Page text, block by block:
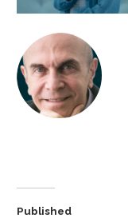
Published